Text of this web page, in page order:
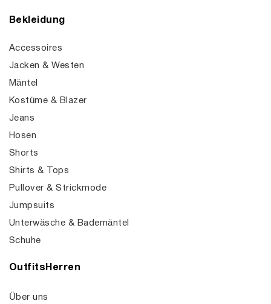
Bekleidung
Accessoires
Jacken & Westen
Mäntel
Kostüme & Blazer
Jeans
Hosen
Shorts
Shirts & Tops
Pullover & Strickmode
Jumpsuits
Unterwäsche & Bademäntel
Schuhe
OutfitsHerren
Über uns